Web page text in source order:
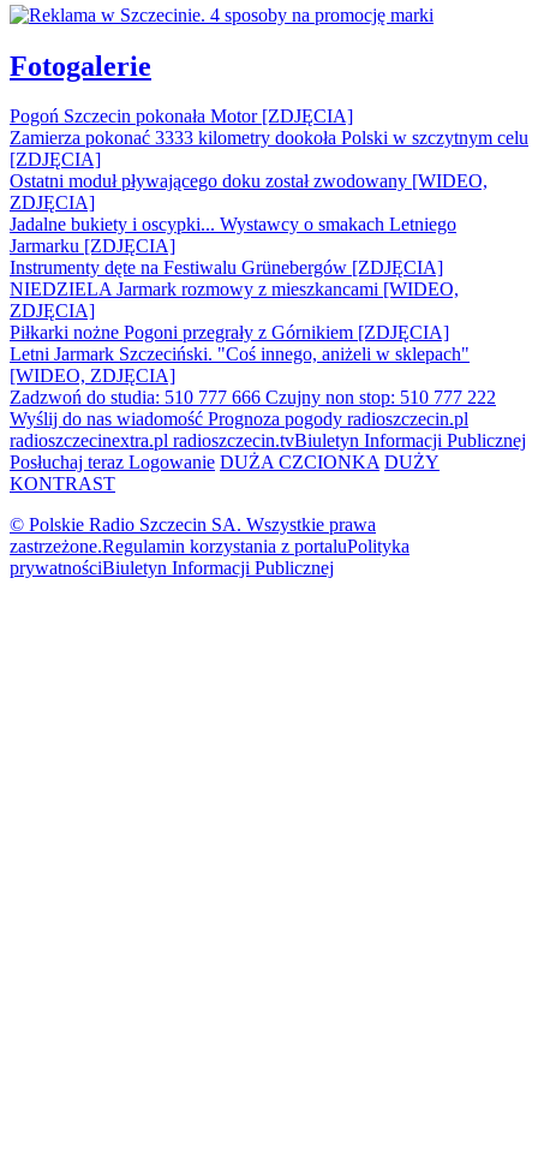
Fotogalerie
Pogoń Szczecin pokonała Motor [ZDJĘCIA]
Zamierza pokonać 3333 kilometry dookoła Polski w szczytnym celu
[ZDJĘCIA]
Ostatni moduł pływającego doku został zwodowany [WIDEO,
ZDJĘCIA]
Jadalne bukiety i oscypki... Wystawcy o smakach Letniego
Jarmarku [ZDJĘCIA]
Instrumenty dęte na Festiwalu Grünebergów [ZDJĘCIA]
NIEDZIELA Jarmark rozmowy z mieszkancami [WIDEO,
ZDJĘCIA]
Piłkarki nożne Pogoni przegrały z Górnikiem [ZDJĘCIA]
Letni Jarmark Szczeciński. "Coś innego, aniżeli w sklepach"
[WIDEO, ZDJĘCIA]
Zadzwoń do studia: 510 777 666 Czujny non stop: 510 777 222
Wyślij do nas wiadomość Prognoza pogody radioszczecin.pl
radioszczecinextra.pl radioszczecin.tvBiuletyn Informacji Publicznej
Posłuchaj teraz Logowanie DUŻA CZCIONKA DUŻY
KONTRAST
© Polskie Radio Szczecin SA. Wszystkie prawa
zastrzeżone.Regulamin korzystania z portaluPolityka
prywatnościBiuletyn Informacji Publicznej